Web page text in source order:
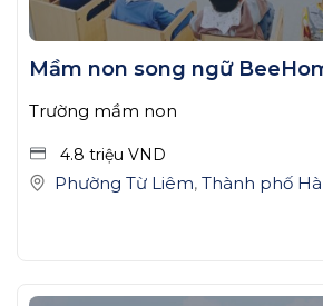
Mầm non song ngữ
Trường mầm non
4.8 triệu VND
Phường Từ Liêm, Thành phố